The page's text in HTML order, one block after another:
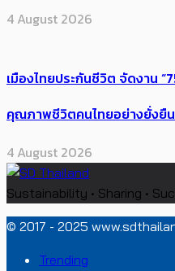
4 August 2026
เมืองไทยประกันชีวิต จัดงาน
คุณภาพชีวิตคนไทยอย่างยั่งยืน
4 August 2026
Sustainability • Sharing •
© 2017 - 2025
Trending